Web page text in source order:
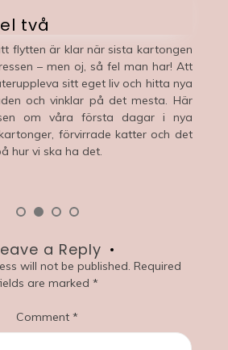
ett
– soligt, ljust och fullt av
behöver lampor när solen jobbar
på behörigt avstånd och tre
till semestern var strategin enkel:
sen.
a Reply
will not be published. Required
are marked*
Comment*